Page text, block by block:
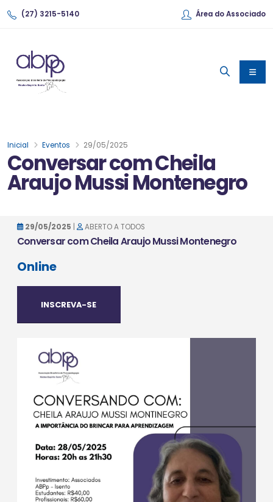
(27) 3215-5140 Área do Associado
Conversar com Cheila
Araujo Mussi Montenegro
Inicial Eventos 29/05/2025
29/05/2025 ABERTO A TODOS
Conversar com Cheila Araujo Mussi Montenegro
Online
INSCREVA-SE